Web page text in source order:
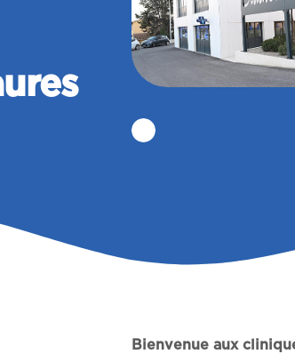
Bienvenue aux